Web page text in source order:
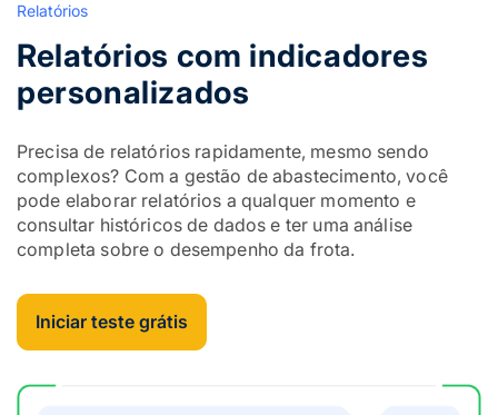
Relatórios
Relatórios com indicadores
personalizados
Precisa de relatórios rapidamente, mesmo sendo
complexos? Com a gestão de abastecimento, você
pode elaborar relatórios a qualquer momento e
consultar históricos de dados e ter uma análise
completa sobre o desempenho da frota.
Iniciar teste grátis